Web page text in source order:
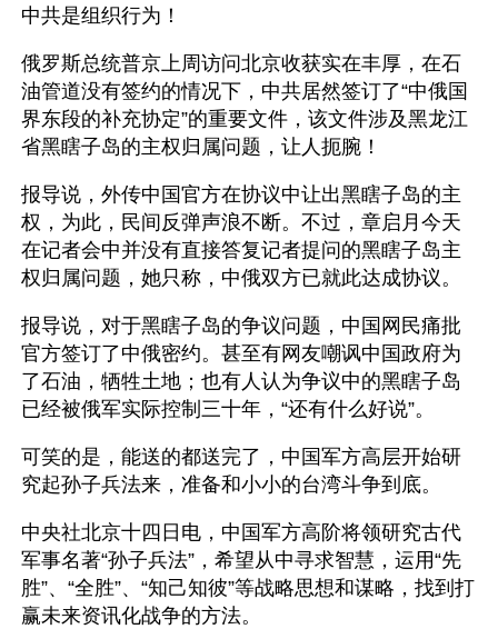
中共是组织行为！
俄罗斯总统普京上周访问北京收获实在丰厚，在石
油管道没有签约的情况下，中共居然签订了“中俄国
界东段的补充协定”的重要文件，该文件涉及黑龙江
省黑瞎子岛的主权归属问题，让人扼腕！
报导说，外传中国官方在协议中让出黑瞎子岛的主
权，为此，民间反弹声浪不断。不过，章启月今天
在记者会中并没有直接答复记者提问的黑瞎子岛主
权归属问题，她只称，中俄双方已就此达成协议。
报导说，对于黑瞎子岛的争议问题，中国网民痛批
官方签订了中俄密约。甚至有网友嘲讽中国政府为
了石油，牺牲土地；也有人认为争议中的黑瞎子岛
已经被俄军实际控制三十年，“还有什么好说”。
可笑的是，能送的都送完了，中国军方高层开始研
究起孙子兵法来，准备和小小的台湾斗争到底。
中央社北京十四日电，中国军方高阶将领研究古代
军事名著“孙子兵法”，希望从中寻求智慧，运用“先
胜”、“全胜”、“知己知彼”等战略思想和谋略，找到打
赢未来资讯化战争的方法。